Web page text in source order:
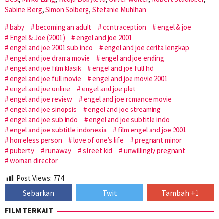
Sabine Berg, Simon Solberg, Stefanie Mühlhan
baby
becoming an adult contraception
engel & joe
Engel & Joe (2001)
engel and joe 2001
engel and joe 2001 sub indo
engel and joe cerita lengkap
engel and joe drama movie
engel and joe ending
engel and joe film klasik
engel and joe full hd
engel and joe full movie
engel and joe movie 2001
engel and joe online
engel and joe plot
engel and joe review
engel and joe romance movie
engel and joe sinopsis
engel and joe streaming
engel and joe sub indo
engel and joe subtitle indo
engel and joe subtitle indonesia
film engel and joe 2001
homeless person
love of one’s life
pregnant minor
puberty
runaway street kid
unwillingly pregnant
woman director
Post Views: 774
Sebarkan Twit
Tambah +1
FILM TERKAIT